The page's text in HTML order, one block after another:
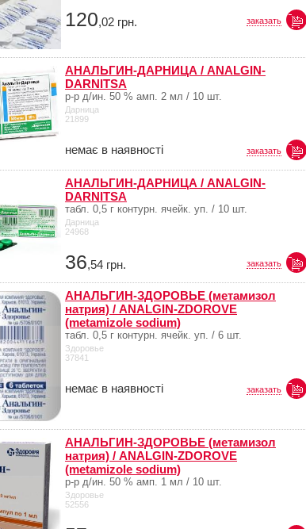
120,02 грн. заказать
АНАЛЬГИН-ДАРНИЦА / ANALGIN-
DARNITSA
р-р д/ин. 50 % амп. 2 мл / 10 шт.
Дарница
21899
немає в наявності заказать
АНАЛЬГИН-ДАРНИЦА / ANALGIN-
DARNITSA
табл. 0,5 г контурн. ячейк. уп. / 10 шт.
Дарница
24968
36,54 грн. заказать
АНАЛЬГИН-ЗДОРОВЬЕ (метамизол
натрия) / ANALGIN-ZDOROVE
(metamizole sodium)
табл. 0,5 г контурн. ячейк. уп. / 6 шт.
Здоровье
37841
немає в наявності заказать
АНАЛЬГИН-ЗДОРОВЬЕ (метамизол
натрия) / ANALGIN-ZDOROVE
(metamizole sodium)
р-р д/ин. 50 % амп. 1 мл / 10 шт.
Здоровье
52556